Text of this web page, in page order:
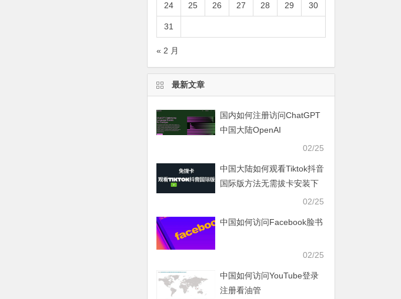
24 25 26 27 28 29 30
31
« 2 月
最新文章
国内如何注册访问ChatGPT
中国大陆OpenAI
02/25
中国大陆如何观看Tiktok抖音
国际版方法无需拔卡安装下
02/25
中国如何访问Facebook脸书
02/25
中国如何访问YouTube登录
注册看油管